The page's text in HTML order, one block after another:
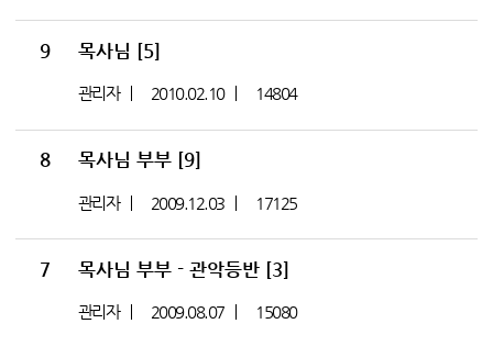
9 목사님 [5]
관리자 2010.02.10 14804
8 목사님 부부 [9]
관리자 2009.12.03 17125
7 목사님 부부 - 관악등반 [3]
관리자 2009.08.07 15080